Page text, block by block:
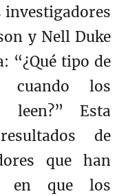
investigadores
y Nell Duke
“¿Qué tipo de
cuando los
leen?” Esta
de
que han
en que los